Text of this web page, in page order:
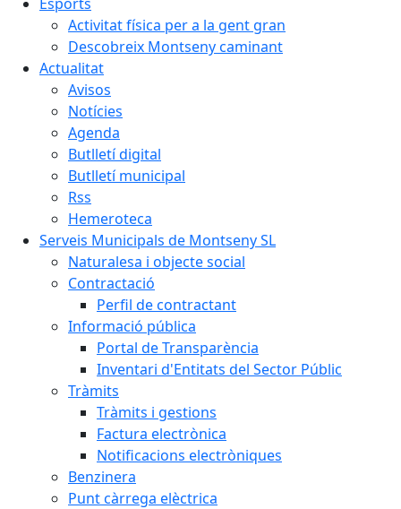
Activitat física per a la gent gran
Descobreix Montseny caminant
Actualitat
Avisos
Notícies
Agenda
Butlletí digital
Butlletí municipal
Rss
Hemeroteca
Serveis Municipals de Montseny SL
Naturalesa i objecte social
Contractació
Perfil de contractant
Informació pública
Portal de Transparència
Inventari d'Entitats del Sector Públic
Tràmits
Tràmits i gestions
Factura electrònica
Notificacions electròniques
Benzinera
Punt càrrega elèctrica